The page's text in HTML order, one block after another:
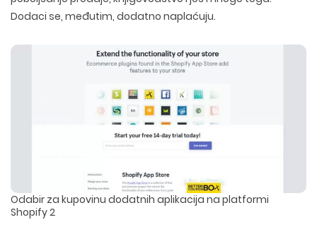
WEB DEVELOPMENTDIZAJN ETIKETA I AMBALAZE
ILUSTRACIJE
DIGITALNI MARKETING
COPYWRITING
Dodaci se, međutim, dodatno naplaćuju.
Odabir za kupovinu dodatnih aplikacija na platformi
Shopify 2